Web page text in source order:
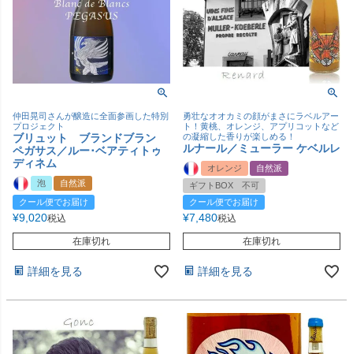
仲田晃司さんが醸造に全面参画した特別
プロジェクト
ブリュット ブランドブラン
ペガサス／ルー･ベアティトゥ
ディネム
泡
自然派
クール便でお届け
¥9,020税込
在庫切れ
詳細を見る
勇壮なオオカミの顔がまさにラベルアー
ト！黄桃、オレンジ、アプリコットなど
の凝縮した香りが楽しめる！
ルナール／ミューラー ケベルレ
オレンジ
自然派
ギフトBOX 不可
クール便でお届け
¥7,480税込
在庫切れ
詳細を見る